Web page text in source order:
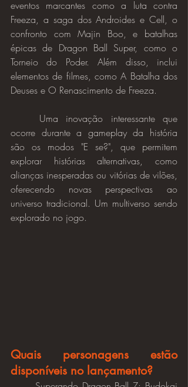
eventos marcantes como a luta contra
Freeza, a saga dos Androides e Cell, o
confronto com Majin Boo, e batalhas
épicas de Dragon Ball Super, como o
Torneio do Poder. Além disso, inclui
elementos de filmes, como A Batalha dos
Deuses e O Renascimento de Freeza.
ocorre durante a gameplay da história
são os modos "E se?", que permitem
explorar histórias alternativas, como
alianças inesperadas ou vitórias de vilões,
oferecendo novas perspectivas ao
universo tradicional. Um multiverso sendo
explorado no jogo.
Quais personagens estão
disponíveis no lançamento?